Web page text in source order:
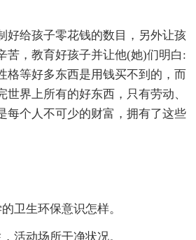
好给孩子零花钱的数目，另外让孩
苦，教育好孩子并让他(她)们明白:
格等好多东西是用钱买不到的，而
世界上所有的好东西，只有劳动、
每个人不可少的财富，拥有了这些
卫生环保意识怎样。
活动场所干净状况。